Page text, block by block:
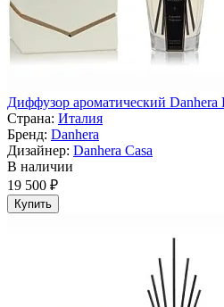
Диффузор ароматический
Страна: Италия
Бренд: Danhera
Дизайнер: Danhera Casa
В наличии
19 500 ₽
Купить